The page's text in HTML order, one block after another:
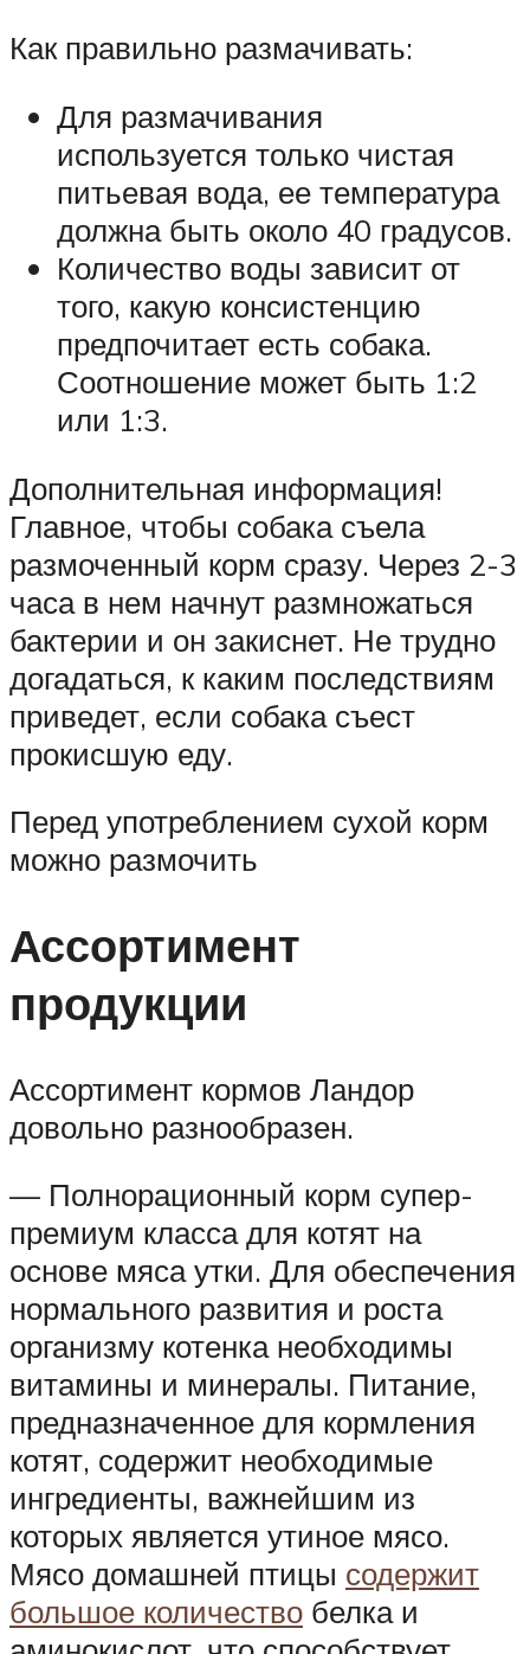
Как правильно размачивать:
Для размачивания
используется только чистая
питьевая вода, ее температура
должна быть около 40 градусов.
Количество воды зависит от
того, какую консистенцию
предпочитает есть собака.
Соотношение может быть 1:2
или 1:3.
Дополнительная информация!
Главное, чтобы собака съела
размоченный корм сразу. Через 2-3
часа в нем начнут размножаться
бактерии и он закиснет. Не трудно
догадаться, к каким последствиям
приведет, если собака съест
прокисшую еду.
Перед употреблением сухой корм
можно размочить
Ассортимент
продукции
Ассортимент кормов Ландор
довольно разнообразен.
— Полнорационный корм супер-
премиум класса для котят на
основе мяса утки. Для обеспечения
нормального развития и роста
организму котенка необходимы
витамины и минералы. Питание,
предназначенное для кормления
котят, содержит необходимые
ингредиенты, важнейшим из
которых является утиное мясо.
Мясо домашней птицы содержит
большое количество белка и